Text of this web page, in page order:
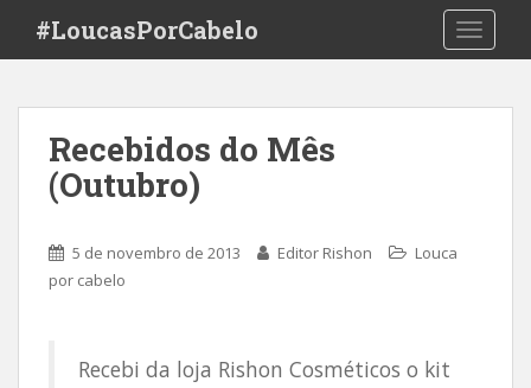
i
#LoucasPorCabelo
Recebidos do Mês
(Outubro)
5 de novembro de 2013 Editor Rishon
Louca
por cabelo
Recebi da loja Rishon Cosméticos o kit